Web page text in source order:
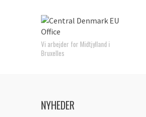
Vi arbejder for Midtjylland i
Bruxelles
NYHEDER